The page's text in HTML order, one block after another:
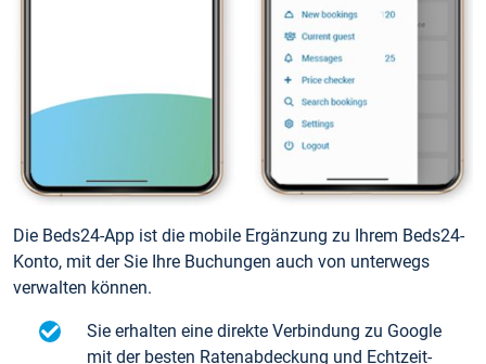
Die Beds24-App ist die mobile Ergänzung zu Ihrem Beds24-
Konto, mit der Sie Ihre Buchungen auch von unterwegs
verwalten können.
Sie erhalten eine direkte Verbindung zu Google
mit der besten Ratenabdeckung und Echtzeit-